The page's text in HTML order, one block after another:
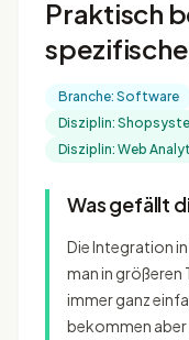
Praktisch
Branche: Software
Disziplin:
Disziplin: Web
Was gefällt
Die Integration
man in größeren
immer ganz
bekommen aber